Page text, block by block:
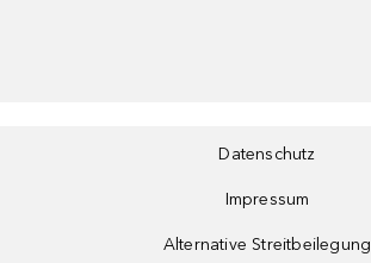
Datenschutz
Impressum
Alternative Streitbeilegung